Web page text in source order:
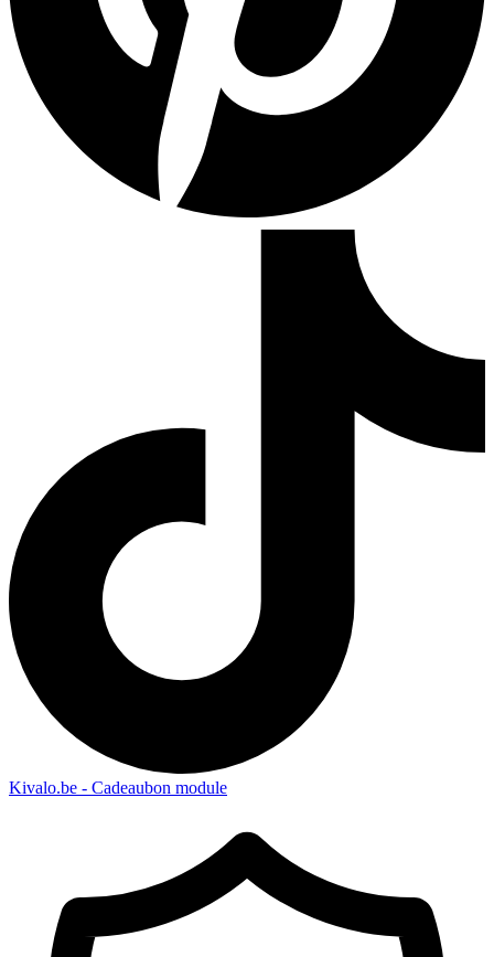
Kivalo.be - Cadeaubon module